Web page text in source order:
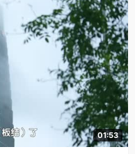
01:53